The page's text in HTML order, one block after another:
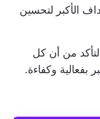
الأكبر لتحسين
من أن كل
بفعالية وكفاءة.